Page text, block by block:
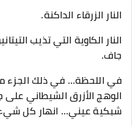
النار الزرقاء الداكنة.
​النار الكاوية التي تذيب
جاف.
​في اللحظة... في ذلك الجزء
الوهج الأزرق الشيطاني على
شبكية عيني... انهار كل